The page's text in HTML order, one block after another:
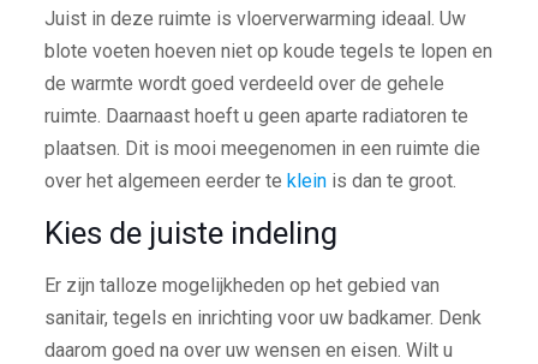
Juist in deze ruimte is vloerverwarming ideaal. Uw
blote voeten hoeven niet op koude tegels te lopen en
de warmte wordt goed verdeeld over de gehele
ruimte. Daarnaast hoeft u geen aparte radiatoren te
plaatsen. Dit is mooi meegenomen in een ruimte die
over het algemeen eerder te klein is dan te groot.
Kies de juiste indeling
Er zijn talloze mogelijkheden op het gebied van
sanitair, tegels en inrichting voor uw badkamer. Denk
daarom goed na over uw wensen en eisen. Wilt u